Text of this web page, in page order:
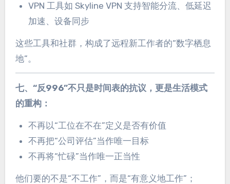
VPN 工具如 Skyline VPN 支持智能分流、低延迟
加速、设备同步
这些工具和社群，构成了远程新工作者的“数字栖息
地”。
七、“反996”不只是时间表的抗议，更是生活模式
的重构：
不再以“工位在不在”定义是否有价值
不再把“公司评估”当作唯一目标
不再将“忙碌”当作唯一正当性
他们要的不是“不工作”，而是“有意义地工作”；